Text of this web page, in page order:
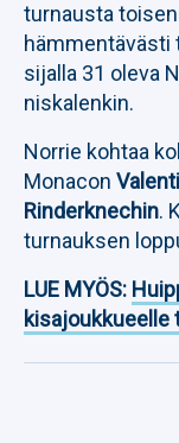
turnausta
hämmentävästi
sijalla 31 oleva
niskalenkin.
Norrie kohtaa
Monacon
Rinderknechin.
turnauksen
LUE MYÖS:
kisajoukkueelle